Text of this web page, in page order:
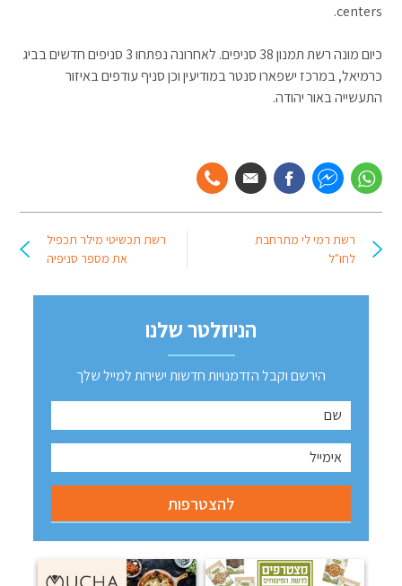
centers.
כיום מונה רשת תמנון 38 סניפים. לאחרונה נפתחו 3 סניפים חדשים בביג
כרמיאל, במרכז ישפארו סנטר במודיעין וכן סניף עודפים באיזור
התעשייה באור יהודה.
רשת רמי לי מתרחבת
לחו"ל
רשת תכשיטי מילר תכפיל
את מספר סניפיה
הניוזלטר שלנו
הירשם וקבל הזדמנויות חדשות ישירות למייל שלך